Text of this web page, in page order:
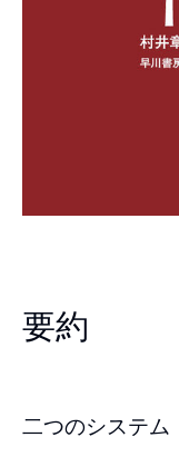
要約
二つのシステム